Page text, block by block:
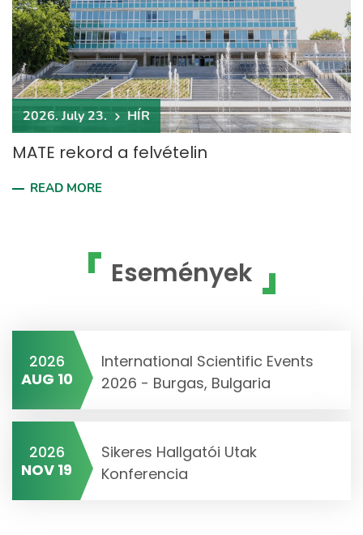
2026. July 23. HÍR
MATE rekord a felvételin
READ MORE
Események
2026
AUG 10
International Scientific Events
2026 - Burgas, Bulgaria
2026
NOV 19
Sikeres Hallgatói Utak
Konferencia